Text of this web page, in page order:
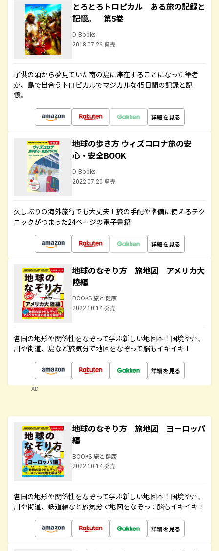
とろとろトロピカル ある旅の記録と
記憶。 第5巻
D-Books
2018.07.26 発売
子供の頃から夢見ていた南の島に滞在することになった筆者
が、島で出合うトロピカルでマジカルな45日間の記録と記
憶。
詳細を見る
地球の歩き方 ウィズコロナ旅の安
心・安全BOOK
D-Books
2022.07.20 発売
久しぶりの海外旅行でも大丈夫！旅の手配や準備に使えるテク
ニックがつまった24ページの電子書籍
詳細を見る
地球のなぞり方 旅地図 アメリカ大
陸編
BOOKS 旅と健康
2022.10.14 発売
各国の地形や関係性をなぞって学ぶ新しい地図本！国境や州、
川や街道、島など旅気分で地図をなぞって脳もイキイキ！
詳細を見る
AD
地球のなぞり方 旅地図 ヨーロッパ
編
BOOKS 旅と健康
2022.10.14 発売
各国の地形や関係性をなぞって学ぶ新しい地図本！国境や州、
川や街道、鉄道線など旅気分で地図をなぞって脳もイキイキ！
詳細を見る